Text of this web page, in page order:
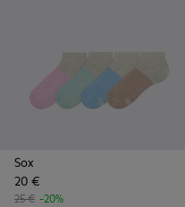
Sox
20 €
25 € -20%